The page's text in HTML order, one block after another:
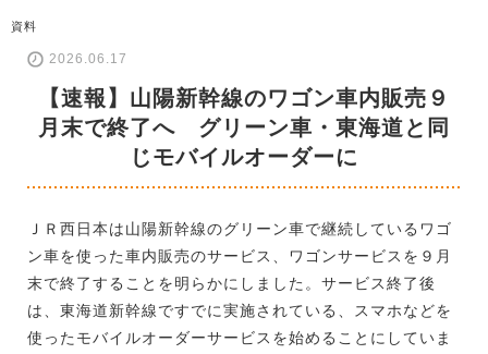
資料
2026.06.17
【速報】山陽新幹線のワゴン車内販売９
月末で終了へ グリーン車・東海道と同
じモバイルオーダーに
ＪＲ西日本は山陽新幹線のグリーン車で継続しているワゴ
ン車を使った車内販売のサービス、ワゴンサービスを９月
末で終了することを明らかにしました。サービス終了後
は、東海道新幹線ですでに実施されている、スマホなどを
使ったモバイルオーダーサービスを始めることにしていま